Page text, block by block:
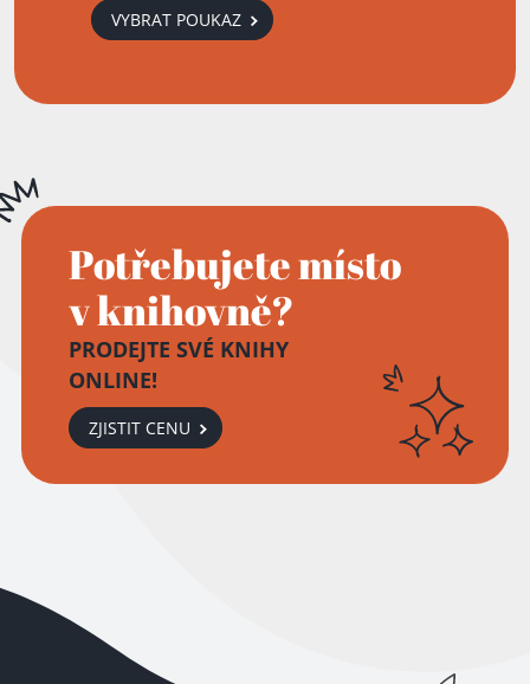
VYBRAT POUKAZ
Potřebujete místo
v knihovně?
PRODEJTE SVÉ KNIHY
ONLINE!
ZJISTIT CENU